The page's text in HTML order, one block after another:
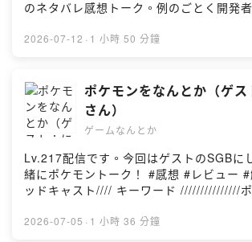
｜お便り募集告知(00:05:41) ｜シュレデ
ール(00:25:26) ｜SAROS(00:47:32) ｜ス
のおたより・メッセージは番組ウェブサイ
https://gamenantoka.com/ ）または
gamenantoka@gmail.com へお送りくだ
YouTubeチャンネル ///////////////ゲームな
を目指してYouTubeチャンネルを開設し
キャストと同じ音源を配信だけではなく
の取り組みも挑戦していこうかと思いま
https://www.youtube.com/c/
のネタバレ感想トーク。例のごとく開発
想 #レビュー #解説 #考察 #ポッドキャス
l=japanese//// キーワード ///////////////
FLASHBACK／まじかるベーカリー／まじ
ス//// 出演 ///////////////こへい／HARUゲス
イノモトさん//// チャプター ///////////////
ープニング(00:01:06) ｜ゲストは佐渡さ
ん(00:30:56) ｜本編／まじかる☆プリン
(01:45:21) ｜エンディング//// 番組への
///////////////番組へのおたより・メッセージ
サイト（ https://gamenantoka.com/ ）ま
2026-07-12 · 1 小時 50 分鐘
ポケモンをなんとか（ゲ
さん）
ゲームなんとか
Lv.217配信です。今回はゲストのSGBに
緒にポケモントーク！ #感想 #レビュー
ッドキャスト//// キーワード ///////////////
テーションバトル／ぽこあポケモン／ポケ
2026-07-05 · 1 小時 36 分鐘